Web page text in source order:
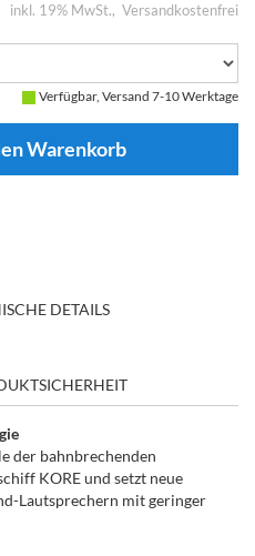
inkl. 19% MwSt. Versandkostenfrei
Verfügbar, Versand 7-10 Werktage
DETAILS
der bahnbrechenden
KORE und setzt neue
Lautsprechern mit geringer